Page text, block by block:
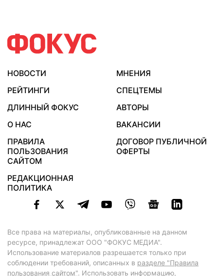
НОВОСТИ
МНЕНИЯ
РЕЙТИНГИ
СПЕЦТЕМЫ
ДЛИННЫЙ ФОКУС
АВТОРЫ
О НАС
ВАКАНСИИ
ПРАВИЛА
ПОЛЬЗОВАНИЯ
САЙТОМ
ДОГОВОР ПУБЛИЧНОЙ
ОФЕРТЫ
РЕДАКЦИОННАЯ
ПОЛИТИКА
Все права на материалы, опубликованные на данном
ресурсе, принадлежат ООО "ФОКУС МЕДИА".
Использование материалов разрешается только при
соблюдении требований, описанных в разделе "Правила
пользования сайтом". Использовать информацию,